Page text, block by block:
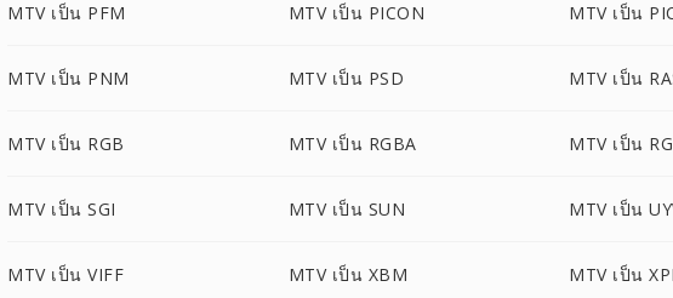
MTV เป็น PFM MTV เป็น PICON MTV เป็น
MTV เป็น PNM MTV เป็น PSD MTV เป็น
MTV เป็น RGB MTV เป็น RGBA MTV เป็น
MTV เป็น SGI MTV เป็น SUN MTV เป็น
MTV เป็น VIFF MTV เป็น XBM MTV เป็น